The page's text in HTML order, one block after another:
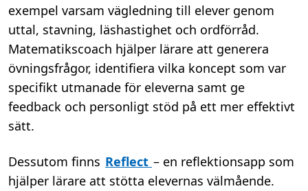
exempel varsam vägledning till elever genom
uttal, stavning, läshastighet och ordförråd.
Matematikscoach hjälper lärare att generera
övningsfrågor, identifiera vilka koncept som var
specifikt utmanade för eleverna samt ge
feedback och personligt stöd på ett mer effektivt
sätt.
Dessutom finns Reflect – en reflektionsapp som
hjälper lärare att stötta elevernas välmående.